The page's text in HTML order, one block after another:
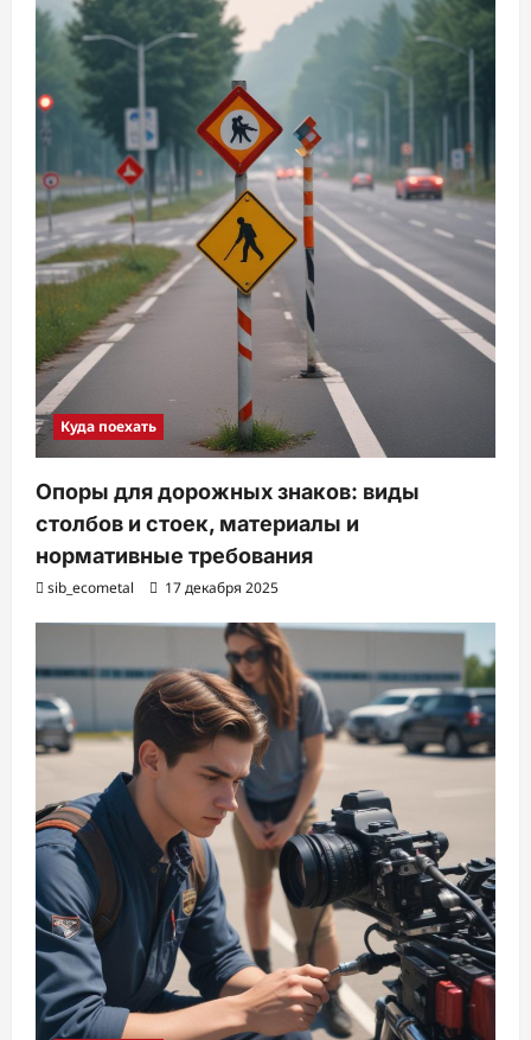
Куда поехать
Опоры для дорожных знаков: виды
столбов и стоек, материалы и
нормативные требования
sib_ecometal 17 декабря 2025